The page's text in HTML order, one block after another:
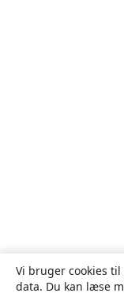
Vi bruger cookies
data. Du kan læse